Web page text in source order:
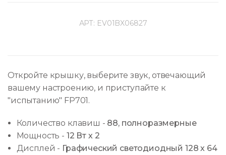
АРТ: EV01BX06827
Откройте крышку, выберите звук, отвечающий
вашему настроению, и приступайте к
"испытанию" FP701.
Количество клавиш - 88, полноразмерные
Мощность - 12 Вт х 2
Дисплей - Графический светодиодный 128 х 64